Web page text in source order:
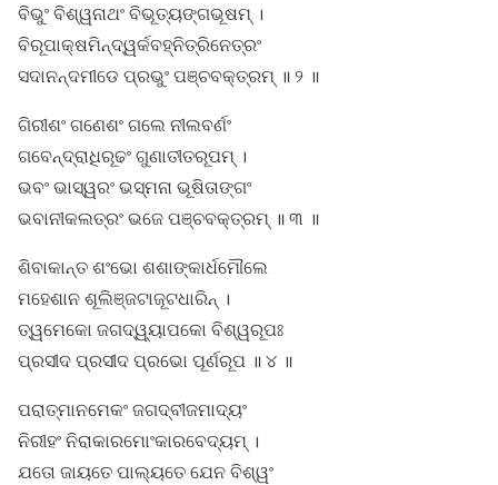
ବିଭୁଂ ବିଶ୍ୱନାଥଂ ବିଭୂତ୍ୟଙ୍ଗଭୂଷମ୍ ।
ବିରୂପାକ୍ଷମିନ୍ଦ୍ୱର୍କବହ୍ନିତ୍ରିନେତ୍ରଂ
ସଦାନନ୍ଦମୀଡେ ପ୍ରଭୁଂ ପଞ୍ଚବକ୍ତ୍ରମ୍ ॥ ୨ ॥
ଗିରୀଶଂ ଗଣେଶଂ ଗଲେ ନୀଲବର୍ଣଂ
ଗବେନ୍ଦ୍ରାଧିରୂଢଂ ଗୁଣାତୀତରୂପମ୍ ।
ଭବଂ ଭାସ୍ୱରଂ ଭସ୍ମନା ଭୂଷିତାଙ୍ଗଂ
ଭବାନୀକଲତ୍ରଂ ଭଜେ ପଞ୍ଚବକ୍ତ୍ରମ୍ ॥ ୩ ॥
ଶିବାକାନ୍ତ ଶଂଭୋ ଶଶାଙ୍କାର୍ଧମୌଲେ
ମହେଶାନ ଶୂଲିଞ୍ଜଟାଜୂଟଧାରିନ୍ ।
ତ୍ୱମେକୋ ଜଗଦ୍ୱ୍ୟାପକୋ ବିଶ୍ୱରୂପଃ
ପ୍ରସୀଦ ପ୍ରସୀଦ ପ୍ରଭୋ ପୂର୍ଣରୂପ ॥ ୪ ॥
ପରାତ୍ମାନମେକଂ ଜଗଦ୍ବୀଜମାଦ୍ୟଂ
ନିରୀହଂ ନିରାକାରମୋଂକାରବେଦ୍ୟମ୍ ।
ଯତୋ ଜାୟତେ ପାଲ୍ୟତେ ଯେନ ବିଶ୍ୱଂ